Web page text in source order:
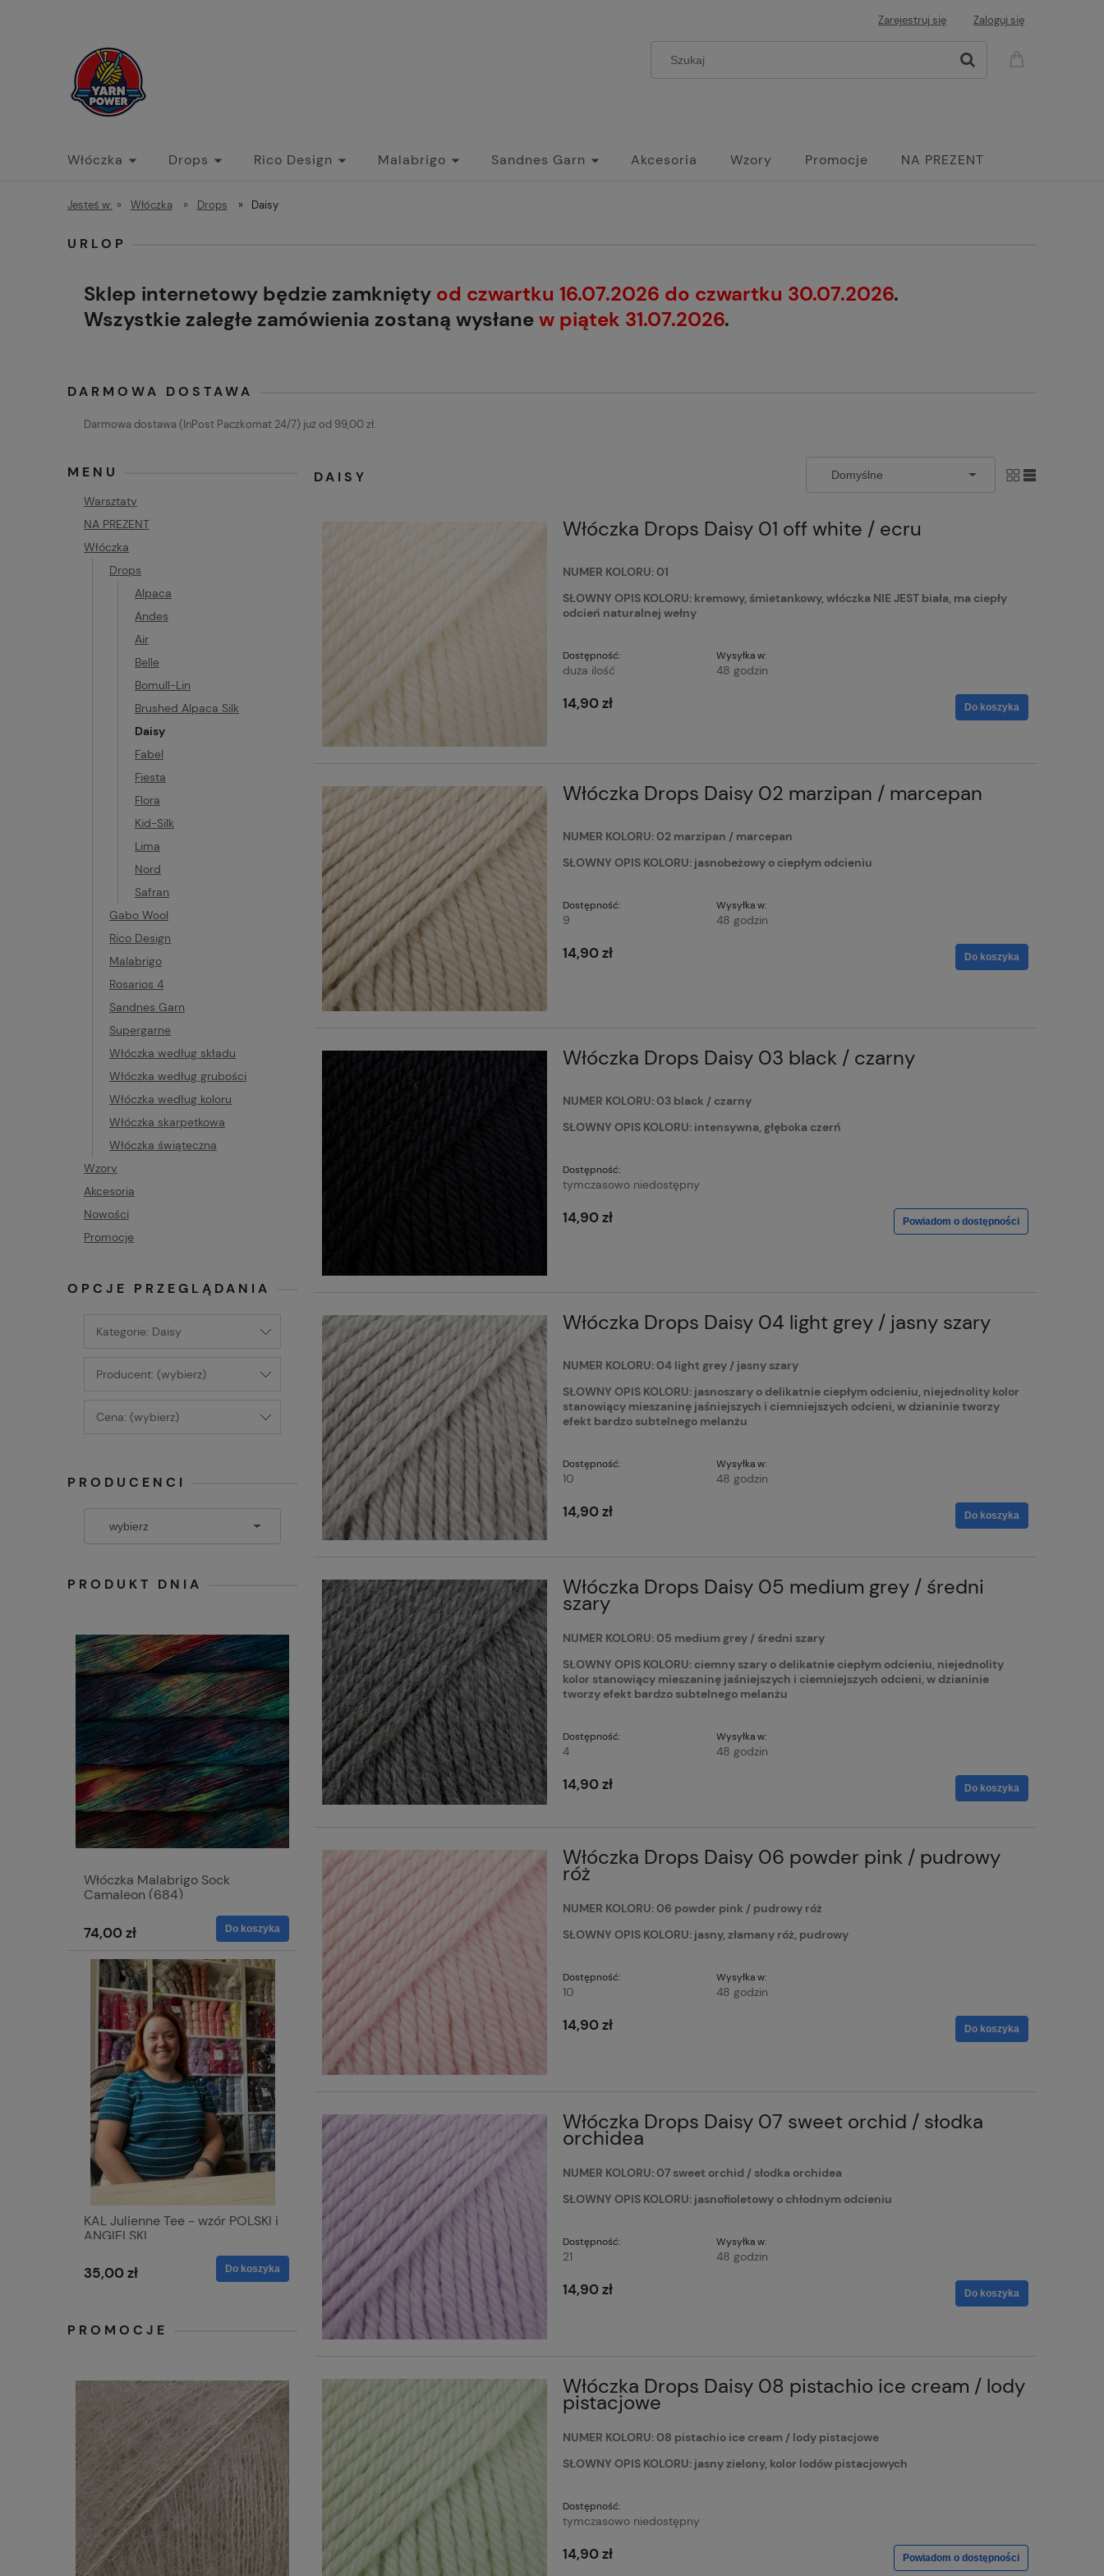
Zarejestruj się Zaloguj się
Włóczka Drops Rico Design Malabrigo Sandnes Garn Akcesoria Wzory Promocje NA PREZENT
Jesteś w: » Włóczka » Drops » Daisy
URLOP
Sklep internetowy będzie zamknięty od czwartku 16.07.2026 do czwartku 30.07.2026.
Wszystkie zaległe zamówienia zostaną wysłanew piątek 31.07.2026.
DARMOWA DOSTAWA
Darmowa dostawa (InPost Paczkomat 24/7) już od 99,00 zł.
MENU
Warsztaty
NA PREZENT
Włóczka
Drops
Alpaca
Andes
Air
Belle
Bomull-Lin
Brushed Alpaca Silk
Daisy
Fabel
Fiesta
Flora
Kid-Silk
Lima
Nord
Safran
Gabo Wool
Rico Design
Malabrigo
Rosarios 4
Sandnes Garn
Supergarne
Włóczka według składu
Włóczka według grubości
Włóczka według koloru
Włóczka skarpetkowa
Włóczka świąteczna
Wzory
Akcesoria
Nowości
Promocje
OPCJE PRZEGLĄDANIA
Kategorie: Daisy
Producent: (wybierz)
Cena: (wybierz)
PRODUCENCI
PRODUKT DNIA
Włóczka Malabrigo Sock
Camaleon (684)
74,00 zł Do koszyka
KAL Julienne Tee - wzór POLSKI i
ANGIELSKI
35,00 zł Do koszyka
PROMOCJE
DAISY
Włóczka Drops Daisy 01 off white / ecru
NUMER KOLORU: 01
SŁOWNY OPIS KOLORU: kremowy, śmietankowy, włóczka NIE JEST biała, ma ciepły
odcień naturalnej wełny
Dostępność:
duża ilość
Wysyłka w:
48 godzin
14,90 zł Do koszyka
Włóczka Drops Daisy 02 marzipan / marcepan
NUMER KOLORU: 02 marzipan / marcepan
SŁOWNY OPIS KOLORU: jasnobeżowy o ciepłym odcieniu
Dostępność:
9
Wysyłka w:
48 godzin
14,90 zł Do koszyka
Włóczka Drops Daisy 03 black / czarny
NUMER KOLORU: 03 black / czarny
SŁOWNY OPIS KOLORU: intensywna, głęboka czerń
Dostępność:
tymczasowo niedostępny
14,90 zł Powiadom o dostępności
Włóczka Drops Daisy 04 light grey / jasny szary
NUMER KOLORU: 04 light grey / jasny szary
SŁOWNY OPIS KOLORU: jasnoszary o delikatnie ciepłym odcieniu, niejednolity kolor
stanowiący mieszaninę jaśniejszych i ciemniejszych odcieni, w dzianinie tworzy
efekt bardzo subtelnego melanżu
Dostępność:
10
Wysyłka w:
48 godzin
14,90 zł Do koszyka
Włóczka Drops Daisy 05 medium grey / średni
szary
NUMER KOLORU: 05 medium grey / średni szary
SŁOWNY OPIS KOLORU: ciemny szary o delikatnie ciepłym odcieniu, niejednolity
kolor stanowiący mieszaninę jaśniejszych i ciemniejszych odcieni, w dzianinie
tworzy efekt bardzo subtelnego melanżu
Dostępność:
4
Wysyłka w:
48 godzin
14,90 zł Do koszyka
Włóczka Drops Daisy 06 powder pink / pudrowy
róż
NUMER KOLORU: 06 powder pink / pudrowy róż
SŁOWNY OPIS KOLORU: jasny, złamany róż, pudrowy
Dostępność:
10
Wysyłka w:
48 godzin
14,90 zł Do koszyka
Włóczka Drops Daisy 07 sweet orchid / słodka
orchidea
NUMER KOLORU: 07 sweet orchid / słodka orchidea
SŁOWNY OPIS KOLORU: jasnofioletowy o chłodnym odcieniu
Dostępność:
21
Wysyłka w:
48 godzin
14,90 zł Do koszyka
Włóczka Drops Daisy 08 pistachio ice cream / lody
pistacjowe
NUMER KOLORU: 08 pistachio ice cream / lody pistacjowe
SŁOWNY OPIS KOLORU: jasny zielony, kolor lodów pistacjowych
Dostępność:
tymczasowo niedostępny
14,90 zł Powiadom o dostępności